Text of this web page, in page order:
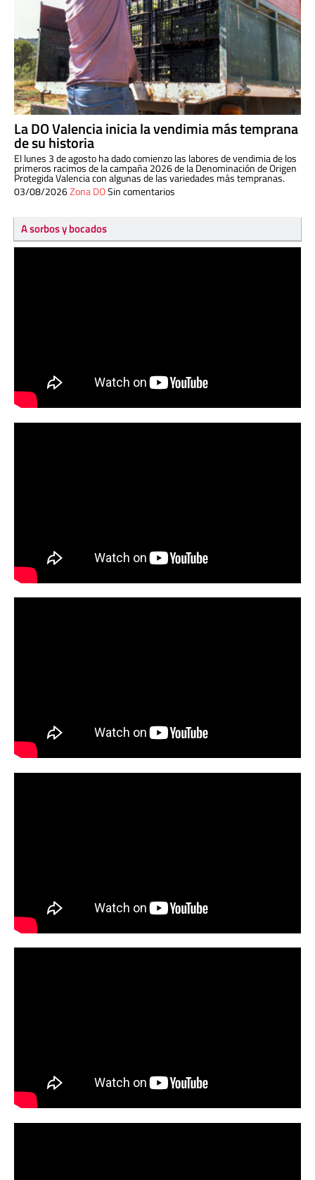
La DO Valencia inicia la vendimia más temprana
de su historia
El lunes 3 de agosto ha dado comienzo las labores de vendimia de los
primeros racimos de la campaña 2026 de la Denominación de Origen
Protegida Valencia con algunas de las variedades más tempranas.
03/08/2026Zona DOSin comentarios
A sorbos y bocados